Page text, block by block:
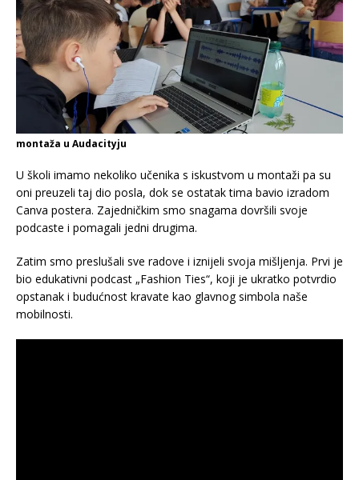
montaža u Audacityju
U školi imamo nekoliko učenika s iskustvom u montaži pa su
oni preuzeli taj dio posla, dok se ostatak tima bavio izradom
Canva postera. Zajedničkim smo snagama dovršili svoje
podcaste i pomagali jedni drugima.
Zatim smo preslušali sve radove i iznijeli svoja mišljenja. Prvi je
bio edukativni podcast „Fashion Ties“, koji je ukratko potvrdio
opstanak i budućnost kravate kao glavnog simbola naše
mobilnosti.